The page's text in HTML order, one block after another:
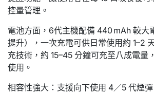
控量管理。
電池方面，6代主機配備 440 mAh 較大
提升），一次充電可供日常使用約 1–2
充技術，約 15–45 分鐘可充至八成電量
使用。
相容性強大：支援向下使用 4／5 代煙